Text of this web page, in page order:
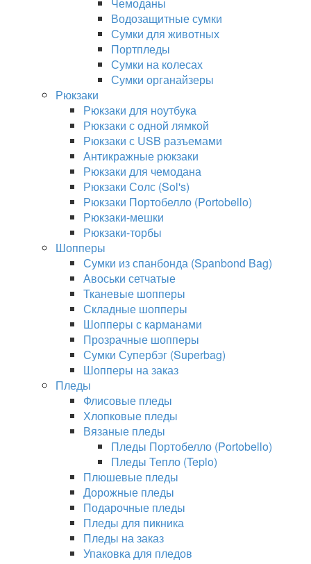
Водозащитные сумки
Сумки для животных
Портпледы
Сумки на колесах
Сумки органайзеры
Рюкзаки
Рюкзаки для ноутбука
Рюкзаки с одной лямкой
Рюкзаки с USB разъемами
Антикражные рюкзаки
Рюкзаки для чемодана
Рюкзаки Солс (Sol's)
Рюкзаки Портобелло (Portobello)
Рюкзаки-мешки
Рюкзаки-торбы
Шопперы
Сумки из спанбонда (Spanbond Bag)
Авоськи сетчатые
Тканевые шопперы
Складные шопперы
Шопперы с карманами
Прозрачные шопперы
Сумки Супербэг (Superbag)
Шопперы на заказ
Пледы
Флисовые пледы
Хлопковые пледы
Вязаные пледы
Пледы Портобелло (Portobello)
Пледы Тепло (Teplo)
Плюшевые пледы
Дорожные пледы
Подарочные пледы
Пледы для пикника
Пледы на заказ
Упаковка для пледов